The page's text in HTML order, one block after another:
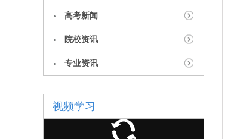
高考新闻
院校资讯
专业资讯
视频学习